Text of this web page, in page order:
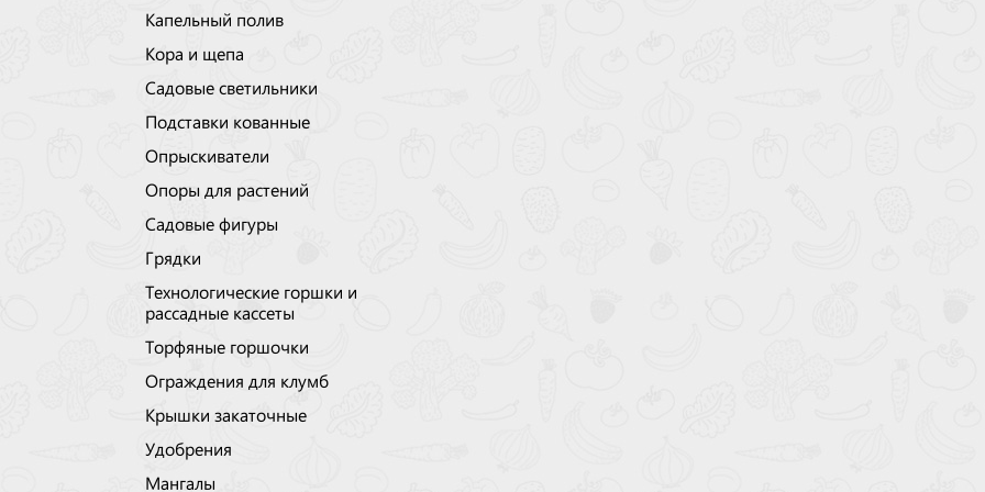
Капельный полив
Кора и щепа
Садовые светильники
Подставки кованные
Опрыскиватели
Опоры для растений
Садовые фигуры
Грядки
Технологические горшки и
рассадные кассеты
Торфяные горшочки
Ограждения для клумб
Крышки закаточные
Удобрения
Мангалы